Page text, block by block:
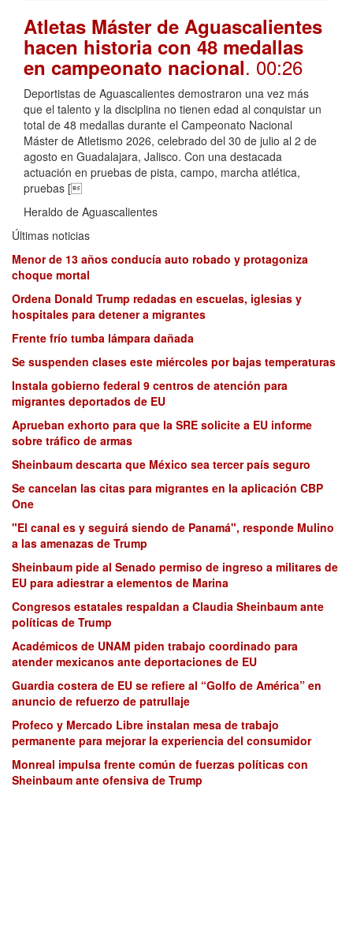
Atletas Máster de Aguascalientes
hacen historia con 48 medallas
en campeonato nacional. 00:26
Deportistas de Aguascalientes demostraron una vez más
que el talento y la disciplina no tienen edad al conquistar un
total de 48 medallas durante el Campeonato Nacional
Máster de Atletismo 2026, celebrado del 30 de julio al 2 de
agosto en Guadalajara, Jalisco. Con una destacada
actuación en pruebas de pista, campo, marcha atlética,
pruebas [
Heraldo de Aguascalientes
Últimas noticias
Menor de 13 años conducía auto robado y protagoniza
choque mortal
Ordena Donald Trump redadas en escuelas, iglesias y
hospitales para detener a migrantes
Frente frío tumba lámpara dañada
Se suspenden clases este miércoles por bajas temperaturas
Instala gobierno federal 9 centros de atención para
migrantes deportados de EU
Aprueban exhorto para que la SRE solicite a EU informe
sobre tráfico de armas
Sheinbaum descarta que México sea tercer país seguro
Se cancelan las citas para migrantes en la aplicación CBP
One
"El canal es y seguirá siendo de Panamá", responde Mulino
a las amenazas de Trump
Sheinbaum pide al Senado permiso de ingreso a militares de
EU para adiestrar a elementos de Marina
Congresos estatales respaldan a Claudia Sheinbaum ante
políticas de Trump
Académicos de UNAM piden trabajo coordinado para
atender mexicanos ante deportaciones de EU
Guardia costera de EU se refiere al “Golfo de América” en
anuncio de refuerzo de patrullaje
Profeco y Mercado Libre instalan mesa de trabajo
permanente para mejorar la experiencia del consumidor
Monreal impulsa frente común de fuerzas políticas con
Sheinbaum ante ofensiva de Trump